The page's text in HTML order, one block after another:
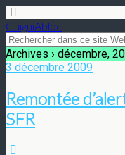
GuiguiAbloc
Archives › décembre,
3 décembre 2009
Remontée
SFR